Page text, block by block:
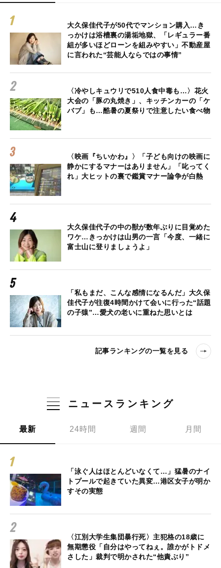
大久保佳代子が50代でマンション購入…き
っかけは浴槽裏の湯垢地獄、「レギュラー番
組が多いほどローンを組みやすい」不動産屋
に言われた“芸能人ならではの事情”
〈冷やしキュウリで510人食中毒も…〉花火
大会の「豚の丸焼き」、キッチンカーの「ケ
バブ」も…酷暑の夏祭りで注意したい食べ物
〈映画『ちいかわ』〉「子ども向けの映画に
静かにするマナーはありません」「叱ってく
れ」大ヒットの裏で鑑賞マナー論争が白熱
大久保佳代子の中の獣が数年ぶりに目覚めた
ワケ…きっかけは山男の一言「今度、一緒に
富士山に登りましょうよ」
「私もまだ、こんな感情になるんだ」大久保
佳代子が往復4時間かけて会いに行った“話題
の子猿”…愛犬の老いに重ねた思いとは
記事ランキングの一覧を見る
ニュースランキング
最新 24時間 週間 月間
「泳ぐ人はほとんどいなくて…」猛暑のナイ
トプールで起きていた異変…港区女子が明か
すその実態
〈江別大学生集団暴行死〉主犯格の18歳に
無期懲役「自分はやってねぇ。誰かがトドメ
さした」裁判で明かされた“他責ぶり”